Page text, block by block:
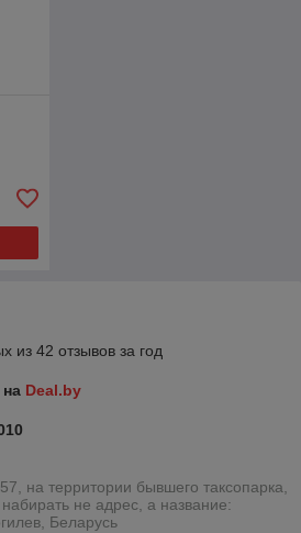
из 42 отзывов за год
Deal.by
на территории бывшего таксопарка,
не адрес, а название:
Беларусь